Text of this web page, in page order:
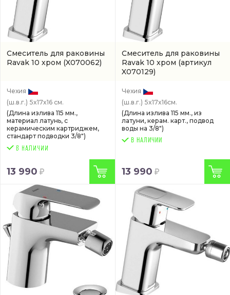
Смеситель для раковины
Ravak 10 хром (X070062)
Чехия
(ш.в.г.) 5x17x16 см.
(Длина излива 115 мм.,
материал латунь, с
керамическим картриджем,
стандарт подводки 3/8")
13 990
Смеситель для раковины
Ravak 10 хром (артикул
X070129)
Чехия
(ш.в.г.) 5x17x16см.
(Длина излива 115 мм., из
латуни, керам. карт., подвод
воды на 3/8")
В НАЛИЧИИ
13 990